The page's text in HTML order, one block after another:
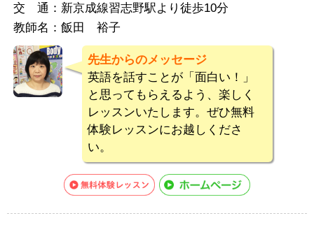
交 通： 新京成線習志野駅より徒歩10分
教師名： 飯田 裕子
先生からのメッセージ
英語を話すことが「面白い！」
と思ってもらえるよう、楽しく
レッスンいたします。ぜひ無料
体験レッスンにお越しくださ
い。